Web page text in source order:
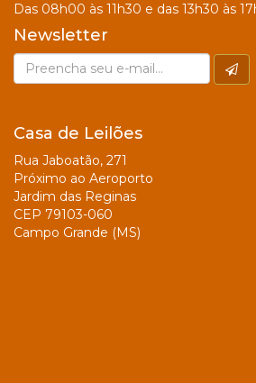
Das 08h00 às 11h30 e das 13h30 às
Newsletter
Casa de Leilões
Rua Jaboatão, 271
Próximo ao Aeroporto
Jardim das Reginas
CEP 79103-060
Campo Grande (MS)